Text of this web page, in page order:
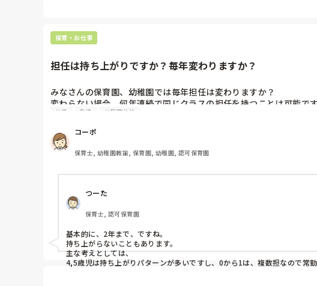
保育・お仕事
担任は持ち上がりですか？毎年変わりますか？
みなさんの保育園、幼稚園では毎年担任は変わりますか？
変わらない場合、何年連続で同じクラスの担任を持つことは可能で
個人的には持ち上がりは2年が限度かな？と思うのですが、（子ど
幼児 乳児 幼稚園教諭
コーポ
保育士, 幼稚園教諭, 保育園, 幼稚園, 認可保育園
つーた
保育士, 認可保育園
基本的に、2年まで、ですね。
持ち上がらないこともあります。
主な考えとしては、
4,5歳児は持ち上がりパターンが多いですし、0から1は、複数担なので常